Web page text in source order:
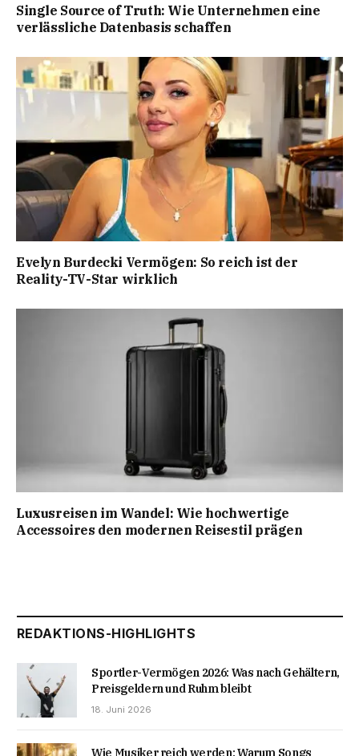
Single Source of Truth: Wie Unternehmen eine
verlässliche Datenbasis schaffen
Evelyn Burdecki Vermögen: So reich ist der
Reality-TV-Star wirklich
Luxusreisen im Wandel: Wie hochwertige
Accessoires den modernen Reisestil prägen
REDAKTIONS-HIGHLIGHTS
Sportler-Vermögen 2026: Was nach Gehältern,
Preisgeldern und Ruhm bleibt
18. Juni 2026